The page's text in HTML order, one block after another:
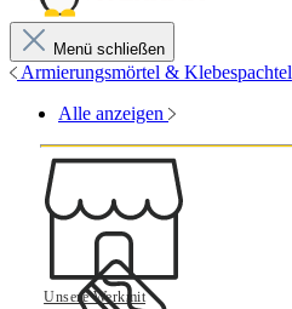
Menü schließen
Armierungsmörtel & Klebespachtel
Alle anzeigen
Unsere Werkmit